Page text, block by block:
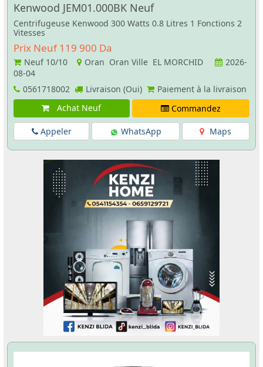
Kenwood JEM01.000BK Neuf
Centrifugeuse Kenwood 300 Watts 0.8 Litres 1 Fonctions 2
Vitesses
Prix Neuf 119 900 Da
Neuf 10/10 Oran Oran Ville EL MORCHID
2026-
08-04
0561718002
Livraison (Oui)
Paiement à la livraison
Achat Neuf
Commandez
Appeler WhatsApp Maps